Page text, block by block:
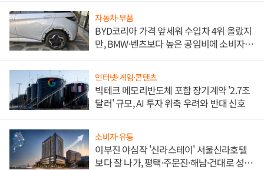
자동차·부품
BYD코리아 가격 앞세워 수입차 4위 올랐지
만, BMW·벤츠보다 높은 공임비에 소비자
인터넷·게임·콘텐츠
빅테크 메모리반도체 포함 장기계약 '2.7조
달러' 규모, AI 투자 위축 우려와 반대 신호
소비자·유통
이부진 야심작 '신라스테이' 서울신라호텔
보다 잘 나가, 평택·주문진·해남·건대로 성